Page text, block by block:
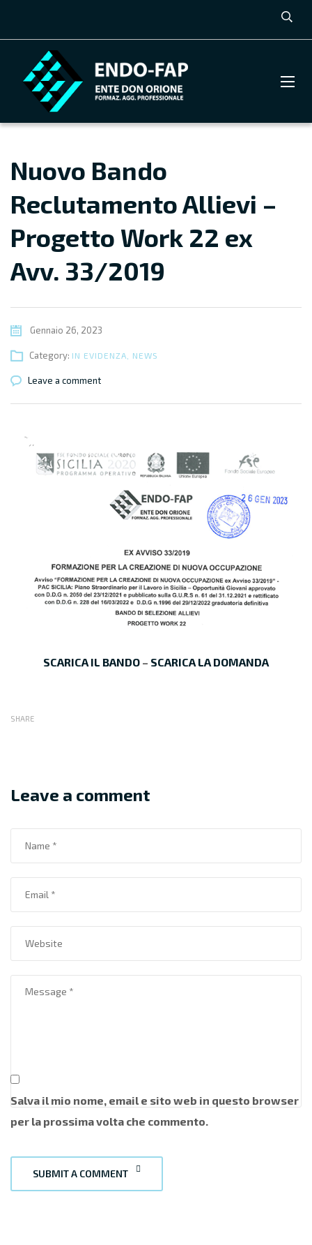
Nuovo Bando
Reclutamento Allievi –
Progetto Work 22 ex
Avv. 33/2019
Gennaio 26, 2023
Category: IN EVIDENZA NEWS
Leave a comment
SCARICA IL BANDO – SCARICA LA DOMANDA
SHARE
Leave a comment
Salva il mio nome, email e sito web in questo browser
per la prossima volta che commento.
SUBMIT A COMMENT